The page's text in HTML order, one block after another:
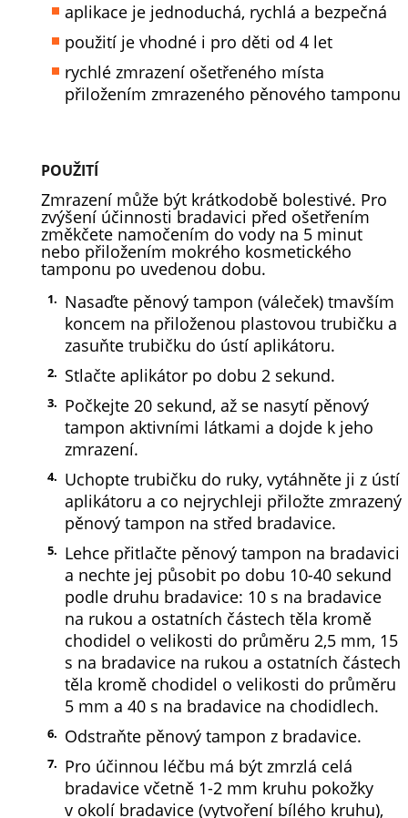
aplikace je jednoduchá, rychlá a bezpečná
použití je vhodné i pro děti od 4 let
rychlé zmrazení ošetřeného místa
přiložením zmrazeného pěnového tamponu
POUŽITÍ
Zmrazení může být krátkodobě bolestivé. Pro
zvýšení účinnosti bradavici před ošetřením
změkčete namočením do vody na 5 minut
nebo přiložením mokrého kosmetického
tamponu po uvedenou dobu.
Nasaďte pěnový tampon (váleček) tmavším
koncem na přiloženou plastovou trubičku a
zasuňte trubičku do ústí aplikátoru.
Stlačte aplikátor po dobu 2 sekund.
Počkejte 20 sekund, až se nasytí pěnový
tampon aktivními látkami a dojde k jeho
zmrazení.
Uchopte trubičku do ruky, vytáhněte ji z ústí
aplikátoru a co nejrychleji přiložte zmrazený
pěnový tampon na střed bradavice.
Lehce přitlačte pěnový tampon na bradavici
a nechte jej působit po dobu 10-40 sekund
podle druhu bradavice: 10 s na bradavice
na rukou a ostatních částech těla kromě
chodidel o velikosti do průměru 2,5 mm, 15
s na bradavice na rukou a ostatních částech
těla kromě chodidel o velikosti do průměru
5 mm a 40 s na bradavice na chodidlech.
Odstraňte pěnový tampon z bradavice.
Pro účinnou léčbu má být zmrzlá celá
bradavice včetně 1-2 mm kruhu pokožky
v okolí bradavice (vytvoření bílého kruhu),